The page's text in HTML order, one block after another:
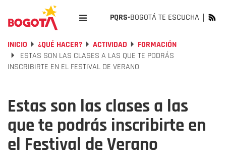
PQRS-BOGOTÁ TE ESCUCHA
INICIO ¿QUÉ HACER? ACTIVIDAD
FORMACIÓN
ESTAS SON LAS CLASES A LAS QUE TE PODRÁS
INSCRIBIRTE EN EL FESTIVAL DE VERANO
Estas son las clases a las
que te podrás inscribirte en
el Festival de Verano